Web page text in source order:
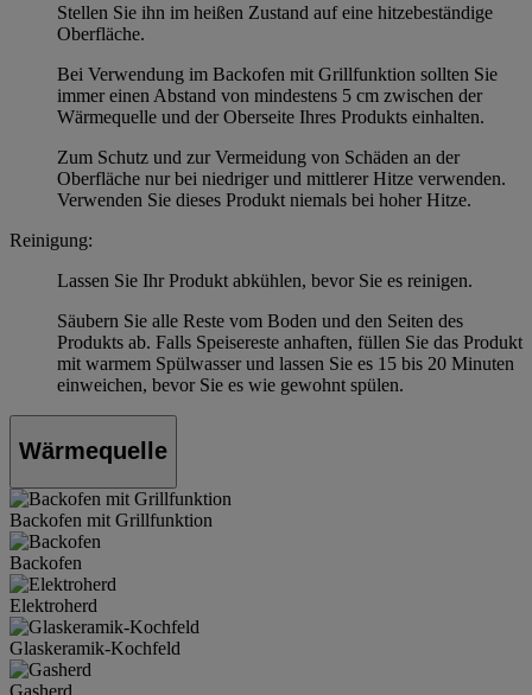
Stellen Sie ihn im heißen Zustand auf eine hitzebeständige
Oberfläche.
Bei Verwendung im Backofen mit Grillfunktion sollten Sie
immer einen Abstand von mindestens 5 cm zwischen der
Wärmequelle und der Oberseite Ihres Produkts einhalten.
Zum Schutz und zur Vermeidung von Schäden an der
Oberfläche nur bei niedriger und mittlerer Hitze verwenden.
Verwenden Sie dieses Produkt niemals bei hoher Hitze.
Reinigung:
Lassen Sie Ihr Produkt abkühlen, bevor Sie es reinigen.
Säubern Sie alle Reste vom Boden und den Seiten des
Produkts ab. Falls Speisereste anhaften, füllen Sie das Produkt
mit warmem Spülwasser und lassen Sie es 15 bis 20 Minuten
einweichen, bevor Sie es wie gewohnt spülen.
Wärmequelle
Backofen mit Grillfunktion
Backofen
Elektroherd
Glaskeramik-Kochfeld
Gasherd